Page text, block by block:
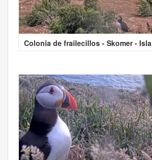
Colonia de frailecillos - Skomer - Isla